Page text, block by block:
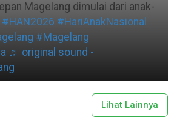
Magelang dimulai dari anak-
#HAN2026 #HariAnakNasional
#Magelang
♬ original sound -
Lihat Lainnya